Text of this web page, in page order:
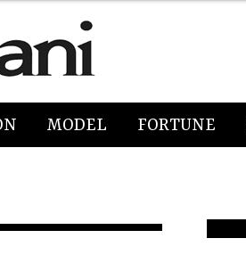
MODEL FORTUNE